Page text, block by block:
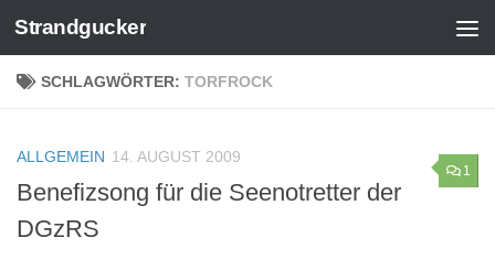
Zum Inhalt springen
Strandgucker
SCHLAGWÖRTER: TORFROCK
1
ALLGEMEIN 14. AUGUST 2009
Benefizsong für die Seenotretter der
DGzRS